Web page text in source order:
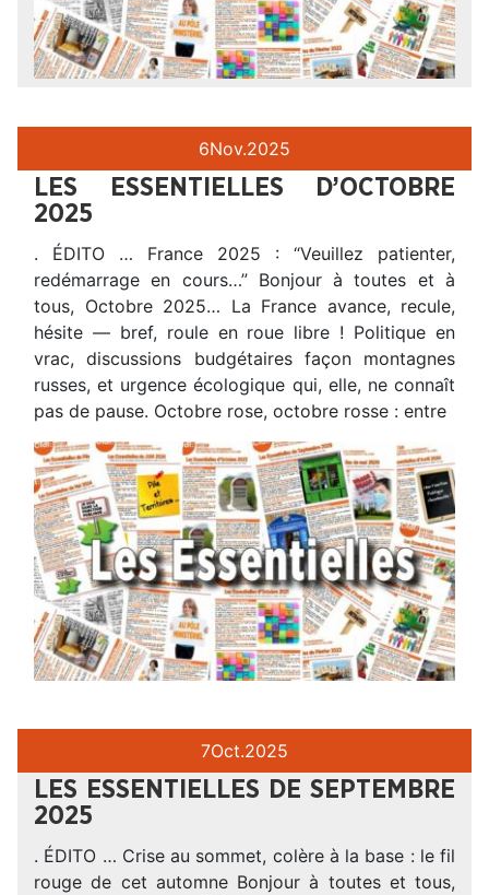
6Nov.2025
LES ESSENTIELLES D’OCTOBRE
2025
. ÉDITO … France 2025 : “Veuillez patienter,
redémarrage en cours…” Bonjour à toutes et à
tous, Octobre 2025… La France avance, recule,
hésite — bref, roule en roue libre ! Politique en
vrac, discussions budgétaires façon montagnes
russes, et urgence écologique qui, elle, ne connaît
pas de pause. Octobre rose, octobre rosse : entre
7Oct.2025
LES ESSENTIELLES DE SEPTEMBRE
2025
. ÉDITO … Crise au sommet, colère à la base : le fil
rouge de cet automne Bonjour à toutes et tous,